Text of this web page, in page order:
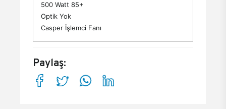
500 Watt 85+
Optik Yok
Casper İşlemci Fanı
Paylaş: